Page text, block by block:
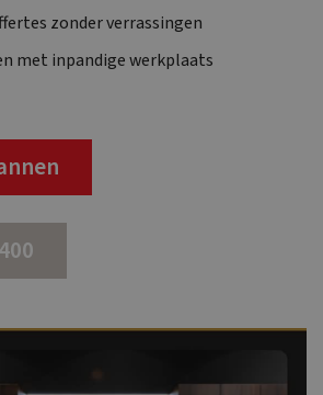
zonder verrassingen
met inpandige werkplaats